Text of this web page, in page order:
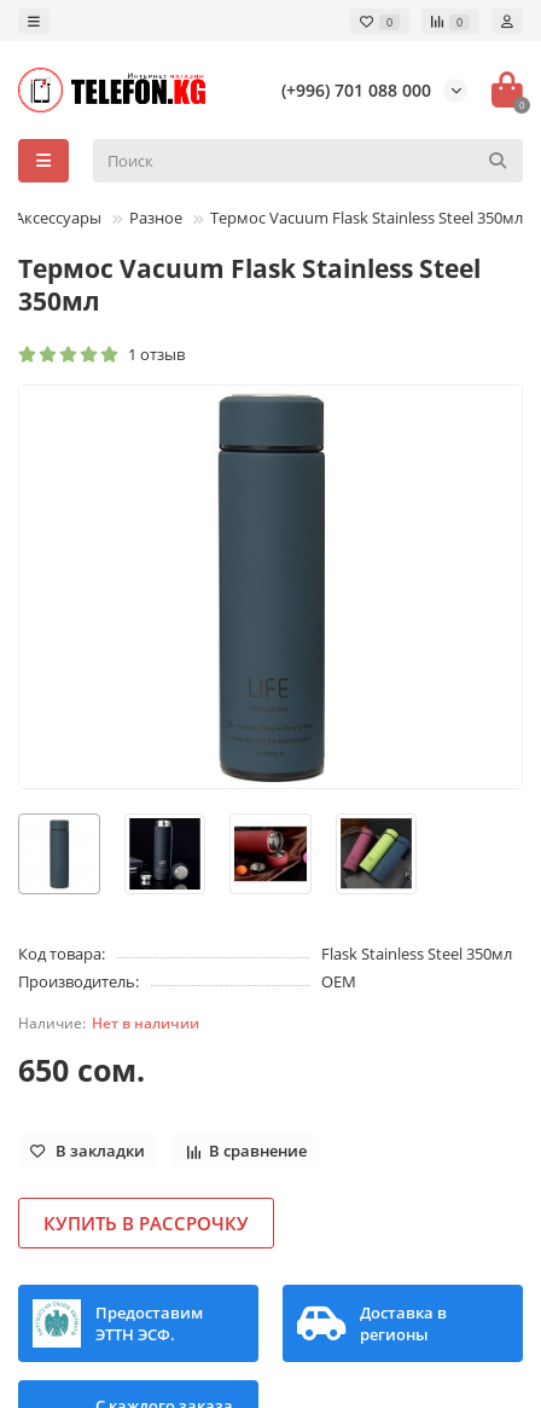
0 0
(+996) 701 088 000
0
Аксессуары Разное Термос Vacuum Flask Stainless Steel 350мл
Термос Vacuum Flask Stainless Steel
350мл
1 отзыв
Код товара:
Flask Stainless Steel 350мл
Производитель:
OEM
Нет в наличии
650 сом.
В закладки В сравнение
КУПИТЬ В РАССРОЧКУ
Предоставим
ЭТТН ЭСФ.
Доставка в
регионы